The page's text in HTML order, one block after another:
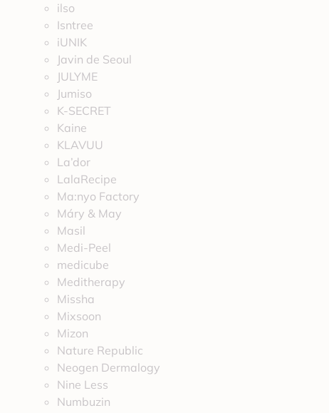
ilso
Isntree
iUNIK
Javin de Seoul
JULYME
Jumiso
K-SECRET
Kaine
KLAVUU
La’dor
LalaRecipe
Ma:nyo Factory
Máry & May
Masil
Medi-Peel
medicube
Meditherapy
Missha
Mixsoon
Mizon
Nature Republic
Neogen Dermalogy
Nine Less
Numbuzin